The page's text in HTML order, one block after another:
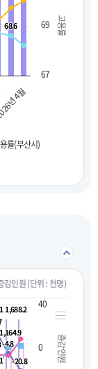
고용률
68.6
68.6
률(부산시)
년 4월
67
69
접기/
감인원 (단위 : 천명)
증감인원
1,688.2
1,688.2
1,164.9
1,164.9
-4.8
-4.8
-20.8
-20.8
0
40